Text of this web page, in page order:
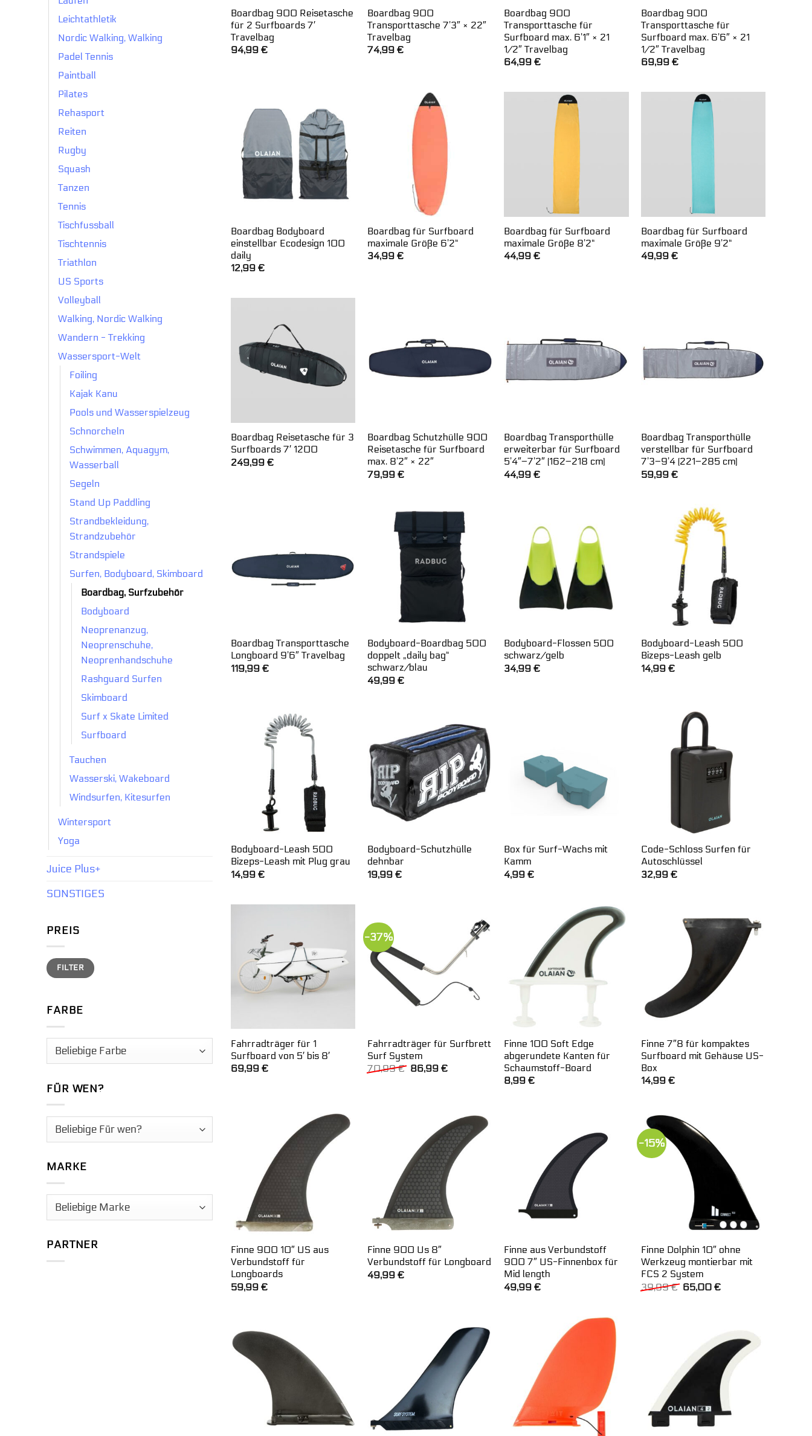
Leichtathletik
Nordic Walking, Walking
Padel Tennis
Paintball
Pilates
Rehasport
Reiten
Rugby
Squash
Tanzen
Tennis
Tischfussball
Tischtennis
Triathlon
US Sports
Volleyball
Walking, Nordic Walking
Wandern - Trekking
Wassersport-Welt
Foiling
Kajak Kanu
Pools und Wasserspielzeug
Schnorcheln
Schwimmen, Aquagym,
Wasserball
Segeln
Stand Up Paddling
Strandbekleidung,
Strandzubehör
Strandspiele
Surfen, Bodyboard, Skimboard
Boardbag, Surfzubehör
Bodyboard
Neoprenanzug,
Neoprenschuhe,
Neoprenhandschuhe
Rashguard Surfen
Skimboard
Surf x Skate Limited
Surfboard
Tauchen
Wasserski, Wakeboard
Windsurfen, Kitesurfen
Wintersport
Yoga
Juice Plus+
SONSTIGES
PREIS
Min.
Preis
Max.
PreisFILTER
FARBE
FÜR WEN?
MARKE
PARTNER
Boardbag 900 Reisetasche
für 2 Surfboards 7′
Travelbag
94,99 €
Boardbag 900
Transporttasche 7’3″ × 22″
Travelbag
74,99€
Boardbag 900
Transporttasche für
Surfboard max. 6’1″ × 21
1/2″ Travelbag
64,99€
Boardbag 900
Transporttasche für
Surfboard max. 6’6″ × 21
1/2″ Travelbag
69,99 €
Boardbag Bodyboard
einstellbar Ecodesign 100
daily
12,99 €
Boardbag für Surfboard
maximale Größe 6’2“
34,99€
Boardbag für Surfboard
maximale Größe 8’2“
44,99€
Boardbag für Surfboard
maximale Größe 9’2“
49,99 €
Boardbag Reisetasche für 3
Surfboards 7′ 1200
249,99 €
Boardbag Schutzhülle 900
Reisetasche für Surfboard
max. 8’2″ × 22″
79,99€
Boardbag Transporthülle
erweiterbar für Surfboard
5’4″–7’2″ (162–218 cm)
44,99€
Boardbag Transporthülle
verstellbar für Surfboard
7’3–9’4 (221–285 cm)
59,99 €
Boardbag Transporttasche
Longboard 9’6″ Travelbag
119,99 €
Bodyboard-Boardbag 500
doppelt „daily bag“
schwarz/blau
49,99€
Bodyboard-Flossen 500
schwarz/gelb
34,99€
Bodyboard-Leash 500
Bizeps-Leash gelb
14,99 €
Bodyboard-Leash 500
Bizeps-Leash mit Plug grau
14,99 €
Bodyboard-Schutzhülle
dehnbar
19,99€
Box für Surf-Wachs mit
Kamm
4,99€
Code-Schloss Surfen für
Autoschlüssel
32,99 €
Fahrradträger für 1
Surfboard von 5′ bis 8′
69,99 €
-37%
Fahrradträger für Surfbrett
Surf System
70,99€ Ursprünglicher
86,99 €Aktueller
Finne 100 Soft Edge
abgerundete Kanten für
Schaumstoff-Board
8,99€
Finne 7″8 für kompaktes
Surfboard mit Gehäuse US-
Box
14,99 €
Finne 900 10″ US aus
Verbundstoff für
Longboards
59,99 €
Finne 900 Us 8″
Verbundstoff für Longboard
49,99€
Finne aus Verbundstoff
900 7″ US-Finnenbox für
Mid length
49,99€
-15%
Finne Dolphin 10″ ohne
Werkzeug montierbar mit
FCS 2 System
39,99€ Ursprünglicher
Preis
65,00€Aktueller